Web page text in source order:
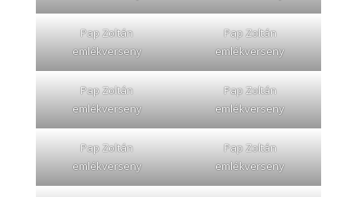
Pap Zoltán
emlékverseny
Pap Zoltán
emlékverseny
Pap Zoltán
emlékverseny
Pap Zoltán
emlékverseny
Pap Zoltán
emlékverseny
Pap Zoltán
emlékverseny